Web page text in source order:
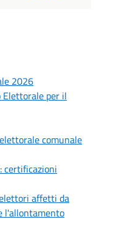
2026
Elettorale per il
comunale
certificazioni
affetti da
l'allontamento